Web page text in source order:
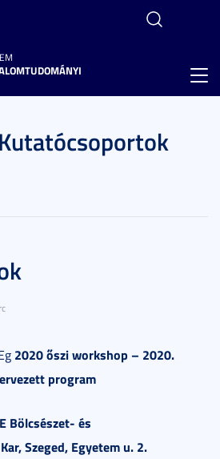
2020 őszi workshop – 2020.
program
Bölcsészet- és
Szeged, Egyetem u. 2.